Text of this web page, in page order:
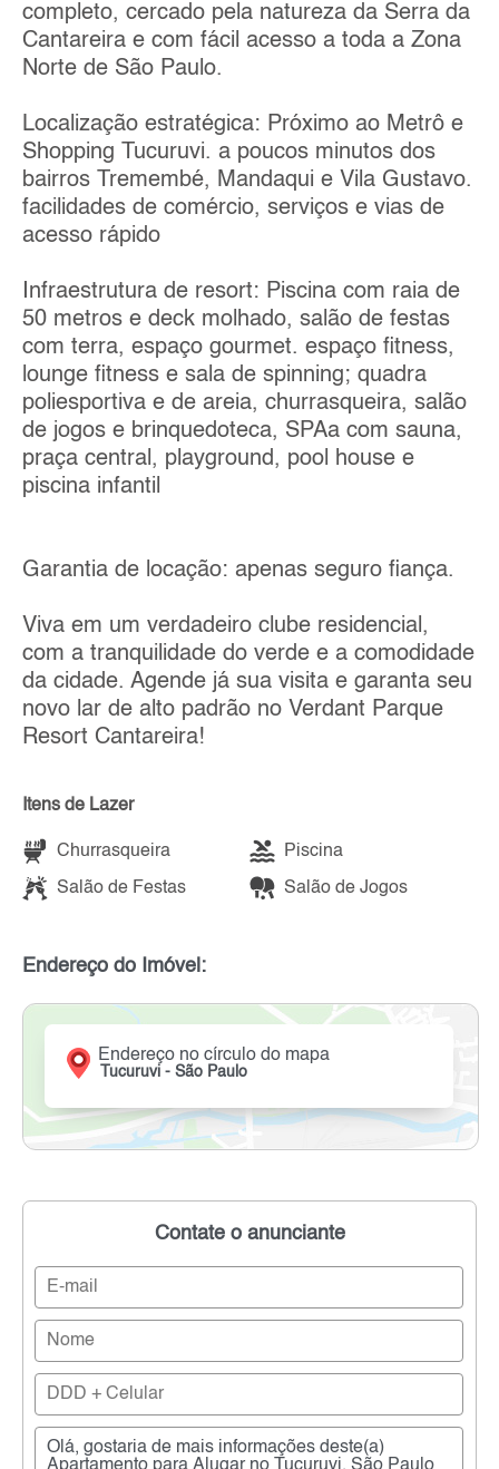
completo, cercado pela natureza da Serra da
Cantareira e com fácil acesso a toda a Zona
Norte de São Paulo.
Localização estratégica: Próximo ao Metrô e
Shopping Tucuruvi. a poucos minutos dos
bairros Tremembé, Mandaqui e Vila Gustavo.
facilidades de comércio, serviços e vias de
acesso rápido
Infraestrutura de resort: Piscina com raia de
50 metros e deck molhado, salão de festas
com terra, espaço gourmet. espaço fitness,
lounge fitness e sala de spinning; quadra
poliesportiva e de areia, churrasqueira, salão
de jogos e brinquedoteca, SPAa com sauna,
praça central, playground, pool house e
piscina infantil
Garantia de locação: apenas seguro fiança.
Viva em um verdadeiro clube residencial,
com a tranquilidade do verde e a comodidade
da cidade. Agende já sua visita e garanta seu
novo lar de alto padrão no Verdant Parque
Resort Cantareira!
Itens de Lazer
Churrasqueira Piscina
Salão de Festas Salão de Jogos
Endereço do Imóvel:
Endereço no círculo do mapa
Tucuruvi - São Paulo
Contate o anunciante